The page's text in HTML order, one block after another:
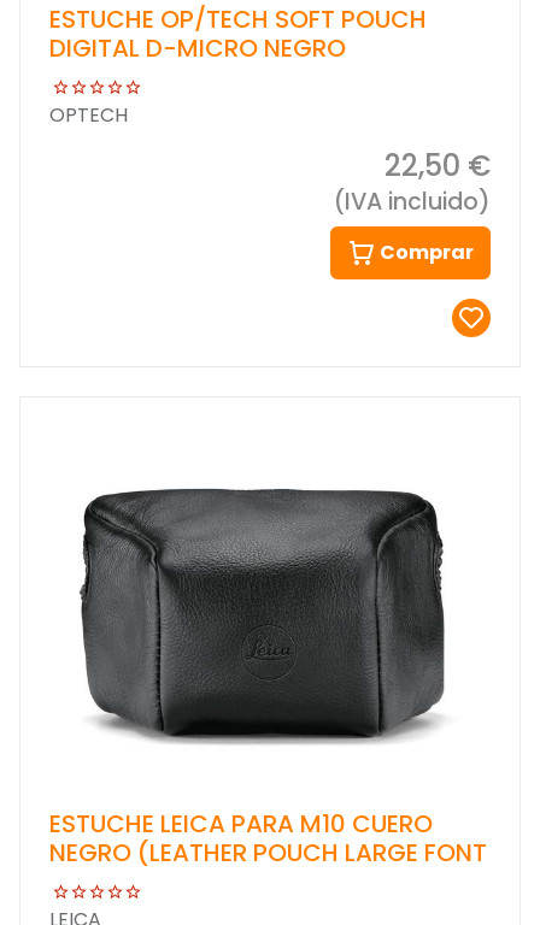
ESTUCHE OP/TECH SOFT POUCH
DIGITAL D-MICRO NEGRO
OPTECH
22,50 €
(IVA incluido)
Comprar
ESTUCHE LEICA PARA M10 CUERO
NEGRO (LEATHER POUCH LARGE FONT
LEICA